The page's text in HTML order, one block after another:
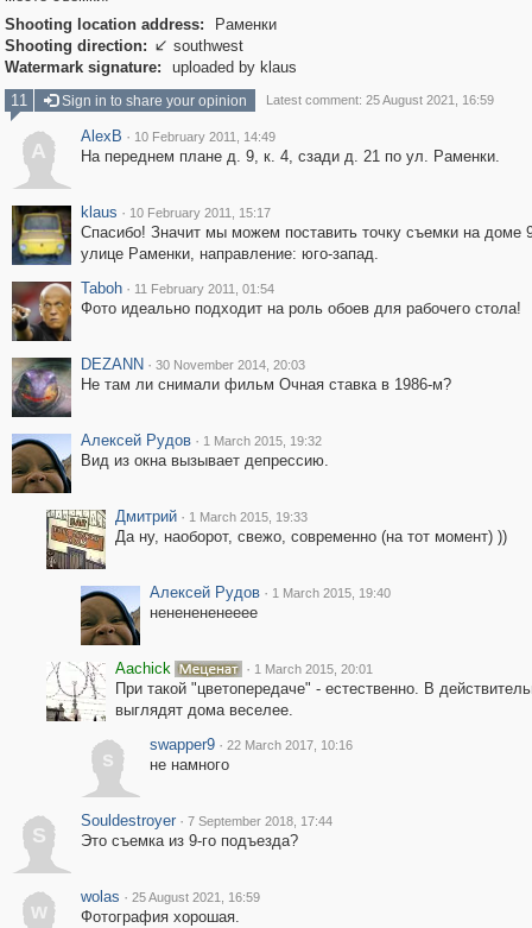
Shooting location address:
Раменки
Shooting direction:  southwest
Watermark signature:
uploaded by klaus
11
Sign in to share your opinion Latest comment: 25 August 2021, 16:59
A
AlexB · 10 February 2011, 14:49
На переднем плане д. 9, к. 4, сзади д. 21 по ул. Раменки.
klaus · 10 February 2011, 15:17
Спасибо! Значит мы можем поставить точку съемки на доме
улице Раменки, направление: юго-запад.
Taboh · 11 February 2011, 01:54
Фото идеально подходит на роль обоев для рабочего стола!
DEZANN · 30 November 2014, 20:03
Не там ли снимали фильм Очная ставка в 1986-м?
Алексей Рудов · 1 March 2015, 19:32
Вид из окна вызывает депрессию.
Дмитрий · 1 March 2015, 19:33
Да ну, наоборот, свежо, современно (на тот момент) ))
Алексей Рудов · 1 March 2015, 19:40
нененененееее
Aachick · 1 March 2015, 20:01
При такой "цветопередаче" - естественно. В
выглядят дома веселее.
s
swapper9 · 22 March 2017, 10:16
не намного
S
Souldestroyer · 7 September 2018, 17:44
Это съемка из 9-го подъезда?
w
wolas · 25 August 2021, 16:59
Фотография хорошая.